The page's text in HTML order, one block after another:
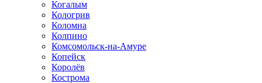
Когалым
Кологрив
Коломна
Колпино
Комсомольск-на-Амуре
Копейск
Королёв
Кострома